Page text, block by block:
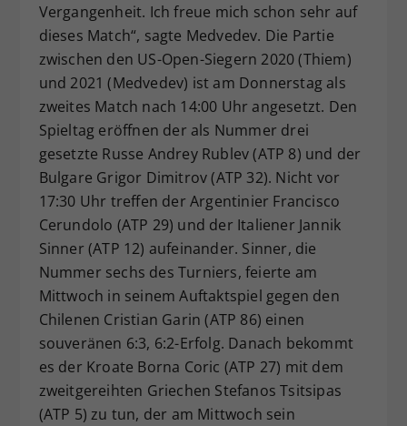
Vergangenheit. Ich freue mich schon sehr auf
dieses Match“, sagte Medvedev. Die Partie
zwischen den US-Open-Siegern 2020 (Thiem)
und 2021 (Medvedev) ist am Donnerstag als
zweites Match nach 14:00 Uhr angesetzt. Den
Spieltag eröffnen der als Nummer drei
gesetzte Russe Andrey Rublev (ATP 8) und der
Bulgare Grigor Dimitrov (ATP 32). Nicht vor
17:30 Uhr treffen der Argentinier Francisco
Cerundolo (ATP 29) und der Italiener Jannik
Sinner (ATP 12) aufeinander. Sinner, die
Nummer sechs des Turniers, feierte am
Mittwoch in seinem Auftaktspiel gegen den
Chilenen Cristian Garin (ATP 86) einen
souveränen 6:3, 6:2-Erfolg. Danach bekommt
es der Kroate Borna Coric (ATP 27) mit dem
zweitgereihten Griechen Stefanos Tsitsipas
(ATP 5) zu tun, der am Mittwoch sein